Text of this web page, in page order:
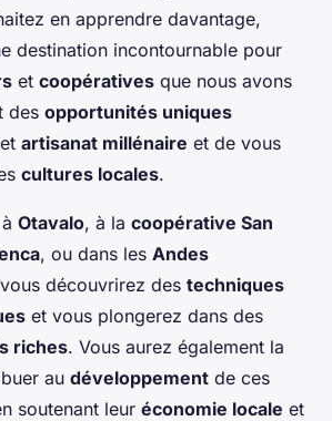
en apprendre davantage,
destination incontournable pour
et coopératives que nous avons
des opportunités uniques
artisanat millénaire et de vous
cultures locales.
Otavalo, à la coopérative San
, ou dans les Andes
découvrirez des techniques
et vous plongerez dans des
riches. Vous aurez également la
au développement de ces
soutenant leur économie locale et